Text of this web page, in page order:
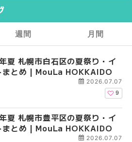
夏 札幌市白石区の夏祭り・イ
まとめ | MouLa HOKKAIDO
2026.07.07
9
夏 札幌市豊平区の夏祭り・イ
まとめ | MouLa HOKKAIDO
2026.07.07
週間
【2026年最新】札幌
ガーデン｜オープン日
大通公園から穴場テ
2026年夏 札幌市白石
ベントまとめ |
月間
【2026年最新】札幌
ガーデン｜オープン日
大通公園から穴場テ
2026年夏 札幌市北区
ントまとめ | MouLa